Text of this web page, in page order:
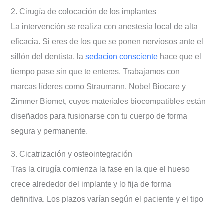
2. Cirugía de colocación de los implantes
La intervención se realiza con anestesia local de alta
eficacia. Si eres de los que se ponen nerviosos ante el
sillón del dentista, lasedación consciente hace que el
tiempo pase sin que te enteres. Trabajamos con
marcas líderes como Straumann, Nobel Biocare y
Zimmer Biomet, cuyos materiales biocompatibles están
diseñados para fusionarse con tu cuerpo de forma
segura y permanente.
3. Cicatrización y osteointegración
Tras la cirugía comienza la fase en la que el hueso
crece alrededor del implante y lo fija de forma
definitiva. Los plazos varían según el paciente y el tipo